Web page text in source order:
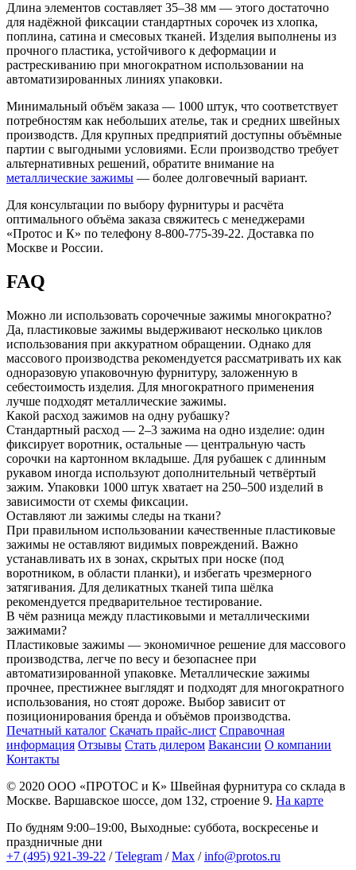
Длина элементов составляет 35–38 мм — этого достаточно
для надёжной фиксации стандартных сорочек из хлопка,
поплина, сатина и смесовых тканей. Изделия выполнены из
прочного пластика, устойчивого к деформации и
растрескиванию при многократном использовании на
автоматизированных линиях упаковки.
Минимальный объём заказа — 1000 штук, что соответствует
потребностям как небольших ателье, так и средних швейных
производств. Для крупных предприятий доступны объёмные
партии с выгодными условиями. Если производство требует
альтернативных решений, обратите внимание на
металлические зажимы — более долговечный вариант.
Для консультации по выбору фурнитуры и расчёта
оптимального объёма заказа свяжитесь с менеджерами
«Протос и К» по телефону 8-800-775-39-22. Доставка по
Москве и России.
FAQ
Можно ли использовать сорочечные зажимы многократно?
Да, пластиковые зажимы выдерживают несколько циклов
использования при аккуратном обращении. Однако для
массового производства рекомендуется рассматривать их как
одноразовую упаковочную фурнитуру, заложенную в
себестоимость изделия. Для многократного применения
лучше подходят металлические зажимы.
Какой расход зажимов на одну рубашку?
Стандартный расход — 2–3 зажима на одно изделие: один
фиксирует воротник, остальные — центральную часть
сорочки на картонном вкладыше. Для рубашек с длинным
рукавом иногда используют дополнительный четвёртый
зажим. Упаковки 1000 штук хватает на 250–500 изделий в
зависимости от схемы фиксации.
Оставляют ли зажимы следы на ткани?
При правильном использовании качественные пластиковые
зажимы не оставляют видимых повреждений. Важно
устанавливать их в зонах, скрытых при носке (под
воротником, в области планки), и избегать чрезмерного
затягивания. Для деликатных тканей типа шёлка
рекомендуется предварительное тестирование.
В чём разница между пластиковыми и металлическими
зажимами?
Пластиковые зажимы — экономичное решение для массового
производства, легче по весу и безопаснее при
автоматизированной упаковке. Металлические зажимы
прочнее, престижнее выглядят и подходят для многократного
использования, но стоят дороже. Выбор зависит от
позиционирования бренда и объёмов производства.
Печатный каталог Скачать прайс-лист Справочная
информация Отзывы Стать дилером Вакансии О компании
Контакты
© 2020 ООО «ПРОТОС и К» Швейная фурнитура со склада в
Москве. Варшавское шоссе, дом 132, строение 9. На карте
По будням 9:00–19:00, Выходные: суббота, воскресенье и
праздничные дни
+7 (495) 921-39-22 /Telegram /Max /info@protos.ru